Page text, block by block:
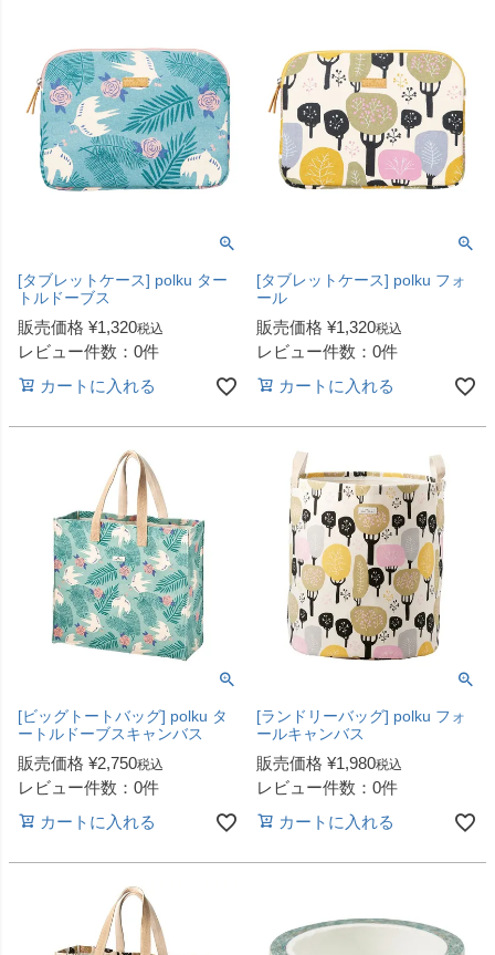
[タブレットケース] polku ター
トルドーブス
販売価格 ¥1,320税込
レビュー件数：0件
カートに入れる
[タブレットケース] polku フォ
ール
販売価格 ¥1,320税込
レビュー件数：0件
カートに入れる
[ビッグトートバッグ] polku タ
ートルドーブスキャンバス
販売価格 ¥2,750税込
レビュー件数：0件
カートに入れる
[ランドリーバッグ] polku フォ
ールキャンバス
販売価格 ¥1,980税込
レビュー件数：0件
カートに入れる